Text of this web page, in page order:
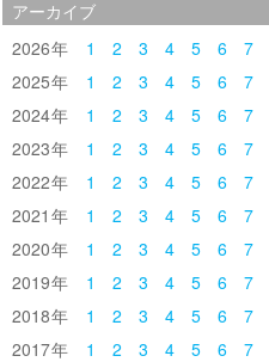
アーカイブ
2026 1 2 3 4 5 6
7
2025
1 2 3 4 5 6 7
2024
1 2 3 4 5 6 7
2023
1 2 3 4 5 6 7
2022
1 2 3 4 5 6 7
2021
1 2 3 4 5 6 7
2020
1 2 3 4 5 6 7
2019
1 2 3 4 5 6 7
2018
1 2 3 4 5 6 7
2017
1 2 3 4 5 6 7